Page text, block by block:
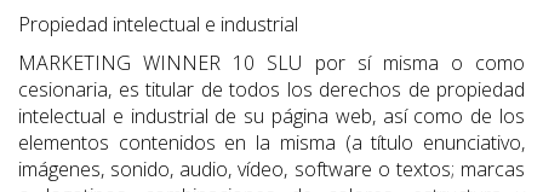
Propiedad intelectual e industrial
MARKETING WINNER 10 SLU por sí misma o como
cesionaria, es titular de todos los derechos de propiedad
intelectual e industrial de su página web, así como de los
elementos contenidos en la misma (a título enunciativo,
imágenes, sonido, audio, vídeo, software o textos; marcas